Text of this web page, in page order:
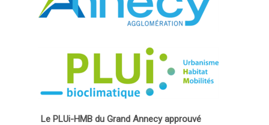
Le PLUi-HMB du Grand Annecy approuvé